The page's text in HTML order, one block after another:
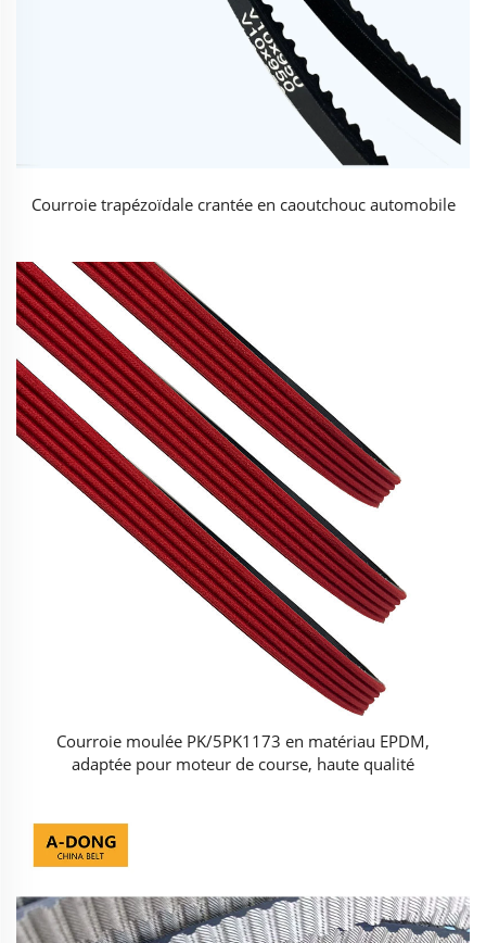
Courroie trapézoïdale crantée en caoutchouc automobile
Courroie moulée PK/5PK1173 en matériau EPDM,
adaptée pour moteur de course, haute qualité